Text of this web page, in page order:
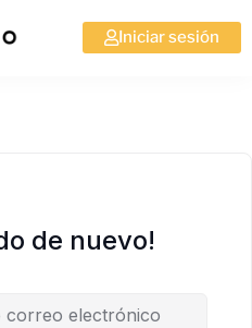
Iniciar sesión
de nuevo!